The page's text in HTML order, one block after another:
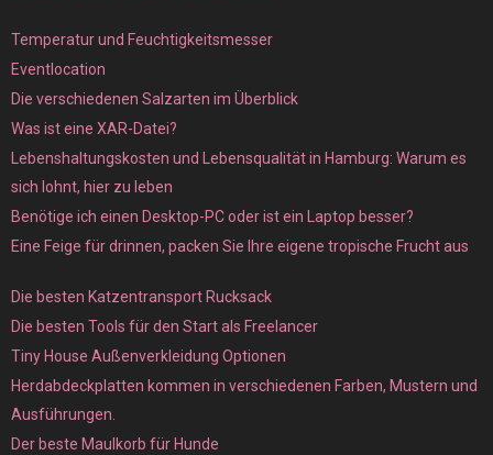
Temperatur und Feuchtigkeitsmesser
Eventlocation
Die verschiedenen Salzarten im Überblick
Was ist eine XAR-Datei?
Lebenshaltungskosten und Lebensqualität in Hamburg: Warum es
sich lohnt, hier zu leben
Benötige ich einen Desktop-PC oder ist ein Laptop besser?
Eine Feige für drinnen, packen Sie Ihre eigene tropische Frucht aus
Die besten Katzentransport Rucksack
Die besten Tools für den Start als Freelancer
Tiny House Außenverkleidung Optionen
Herdabdeckplatten kommen in verschiedenen Farben, Mustern und
Ausführungen.
Der beste Maulkorb für Hunde